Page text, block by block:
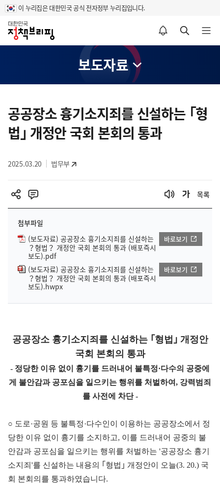
이 누리집은 대한민국 공식 전자정부 누리집입니다.
홈
알림설정 바로가기 검색 바로가기 메뉴 열기
보도자료
텐
츠
영
공공장소 흉기소지죄를 신설하는 ｢형
법｣ 개정안 국회 본회의 통과
2025.03.20 법무부
목록
첨부파일
(보도자료) 공공장소 흉기소지죄를 신설하는
？형법？ 개정안 국회 본회의 통과 (배포즉시
보도).pdf
바로보기
(보도자료) 공공장소 흉기소지죄를 신설하는
？형법？ 개정안 국회 본회의 통과 (배포즉시
보도).hwpx
바로보기
공공장소 흉기소지죄를 신설하는 ｢형법｣ 개정안
국회 본회의 통과
- 정당한 이유 없이 흉기를 드러내어 불특정·다수의 공중에
게 불안감과 공포심을 일으키는 행위를 처벌하여, 강력범죄
를 사전에 차단 -
○ 도로·공원 등 불특정·다수인이 이용하는 공공장소에서 정
당한 이유 없이 흉기를 소지하고, 이를 드러내어 공중의 불
안감과 공포심을 일으키는 행위를 처벌하는 '공공장소 흉기
소지죄'를 신설하는 내용의 ｢형법｣ 개정안이 오늘(3. 20.) 국
회 본회의를 통과하였습니다.